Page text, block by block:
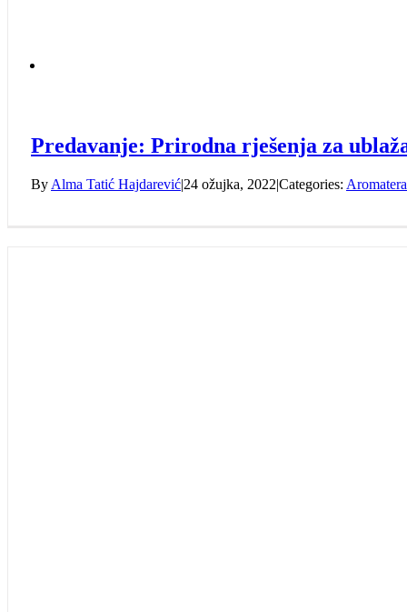
Predavanje: Prirodna rješenja za
By Alma Tatić Hajdarević|24 ožujka, 2022|Categories: